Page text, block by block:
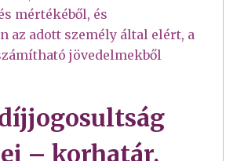
mértékéből, és
az adott személy által elért, a
jövedelmekből
– korhatár,